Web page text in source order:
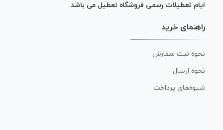
ایام تعطیلات رسمی فروشگاه تعطیل می باشد
راهنمای خرید
نحوه ثبت سفارش
نحوه ارسال
شیوه‌های پرداخت